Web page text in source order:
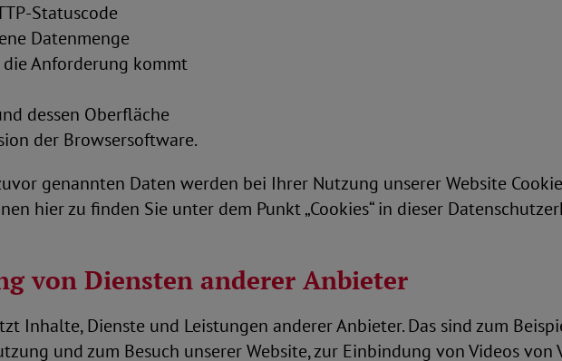
Statuscode
Datenmenge
die Anforderung kommt
dessen Oberfläche
der Browsersoftware.
genannten Daten werden bei Ihrer Nutzung unserer Website
hier zu finden Sie unter dem Punkt „Cookies“ in dieser
von Diensten anderer Anbieter
Inhalte, Dienste und Leistungen anderer Anbieter. Das sind zum
und zum Besuch unserer Website, zur Einbindung von Videos